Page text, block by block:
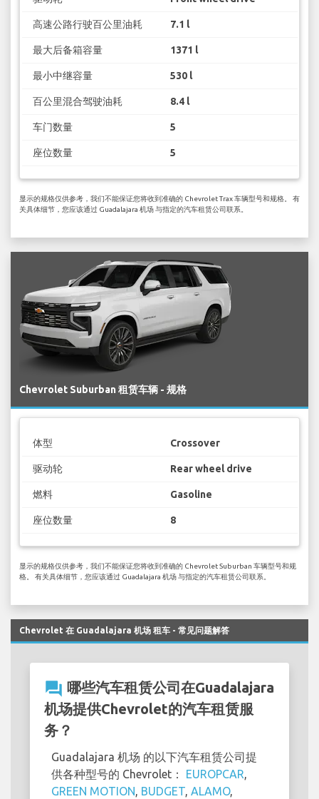
高速公路行驶百公里油耗 7.1 l
最大后备箱容量 1371 l
最小中继容量 530 l
百公里混合驾驶油耗 8.4 l
车门数量 5
座位数量 5
显示的规格仅供参考，我们不能保证您将收到准确的 Chevrolet Trax 车辆型号和规格。 有
关具体细节，您应该通过 Guadalajara 机场 与指定的汽车租赁公司联系。
Chevrolet Suburban 租赁车辆 - 规格
体型 Crossover
驱动轮 Rear wheel drive
燃料 Gasoline
座位数量 8
显示的规格仅供参考，我们不能保证您将收到准确的 Chevrolet Suburban 车辆型号和规
格。 有关具体细节，您应该通过 Guadalajara 机场 与指定的汽车租赁公司联系。
Chevrolet 在 Guadalajara 机场 租车 - 常见问题解答
question_answer 哪些汽车租赁公司在Guadalajara
机场提供Chevrolet的汽车租赁服
务？
Guadalajara 机场 的以下汽车租赁公司提
供各种型号的 Chevrolet： EUROPCAR,
GREEN MOTION, BUDGET, ALAMO,